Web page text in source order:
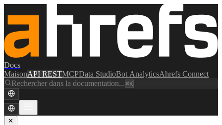
Docs
MaisonAPI RESTMCPData StudioBot AnalyticsAhrefs Connect
Rechercher dans la documentation...⌘K
✕